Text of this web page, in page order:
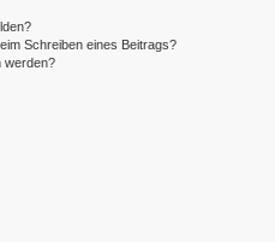
Schreiben eines Beitrags?
werden?